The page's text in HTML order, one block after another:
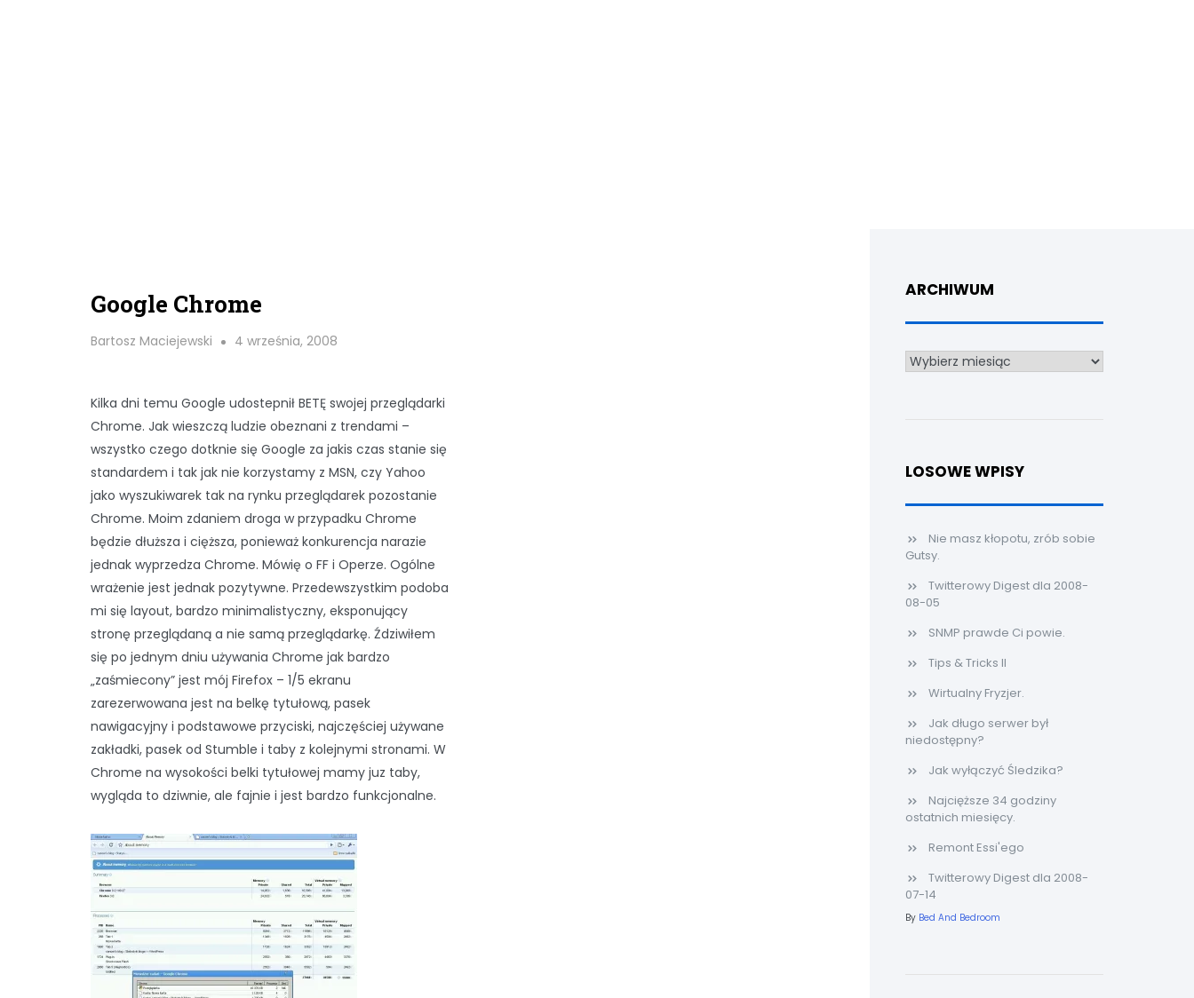
Google Chrome
Bartosz Maciejewski 4 września, 2008
Kilka dni temu Google udostepnił BETĘ swojej przeglądarki
Chrome. Jak wieszczą ludzie obeznani z trendami –
wszystko czego dotknie się Google za jakis czas stanie się
standardem i tak jak nie korzystamy z MSN, czy Yahoo
jako wyszukiwarek tak na rynku przeglądarek pozostanie
Chrome. Moim zdaniem droga w przypadku Chrome
będzie dłuższa i cięższa, ponieważ konkurencja narazie
jednak wyprzedza Chrome. Mówię o FF i Operze. Ogólne
wrażenie jest jednak pozytywne. Przedewszystkim podoba
mi się layout, bardzo minimalistyczny, eksponujący
stronę przeglądaną a nie samą przeglądarkę. Ździwiłem
się po jednym dniu używania Chrome jak bardzo
„zaśmiecony” jest mój Firefox – 1/5 ekranu
zarezerwowana jest na belkę tytułową, pasek
nawigacyjny i podstawowe przyciski, najczęściej używane
zakładki, pasek od Stumble i taby z kolejnymi stronami. W
Chrome na wysokości belki tytułowej mamy juz taby,
wygląda to dziwnie, ale fajnie i jest bardzo funkcjonalne.
ARCHIWUM
Archiwum
LOSOWE WPISY
Nie masz kłopotu, zrób sobie
Gutsy.
Twitterowy Digest dla 2008-
08-05
SNMP prawde Ci powie.
Tips & Tricks II
Wirtualny Fryzjer.
Jak długo serwer był
niedostępny?
Jak wyłączyć Śledzika?
Najcięższe 34 godziny
ostatnich miesięcy.
Remont Essi'ego
Twitterowy Digest dla 2008-
07-14
By Bed And Bedroom